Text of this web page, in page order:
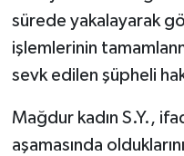
sürede yakalayarak
işlemlerinin
sevk edilen şüpheli
Mağdur kadın S.Y.,
aşamasında